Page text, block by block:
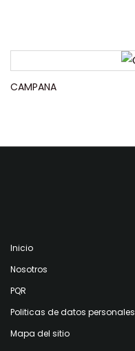
CAMPANA
Inicio
Nosotros
PQR
Politicas de datos personales
Mapa del sitio